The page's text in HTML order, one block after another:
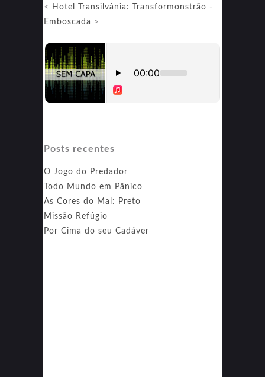
< Hotel Transilvânia: Transformonstrão -
Emboscada >
Posts recentes
O Jogo do Predador
Todo Mundo em Pânico
As Cores do Mal: Preto
Missão Refúgio
Por Cima do seu Cadáver